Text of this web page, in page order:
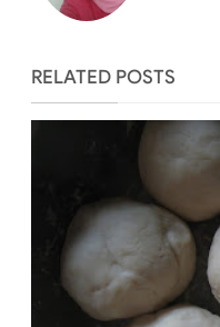
RELATED POSTS